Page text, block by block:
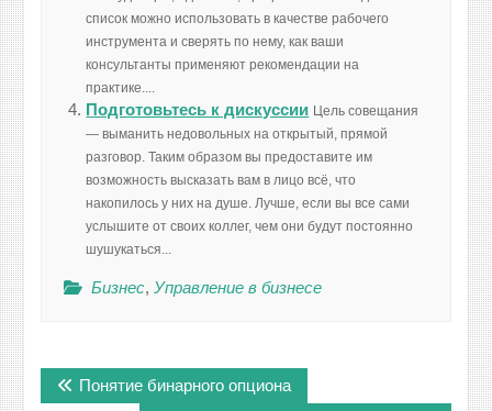
список можно использовать в качестве рабочего
инструмента и сверять по нему, как ваши
консультанты применяют рекомендации на
практике....
Подготовьтесь к дискуссии Цель совещания
— выманить недовольных на открытый, прямой
разговор. Таким образом вы предоставите им
возможность высказать вам в лицо всё, что
накопилось у них на душе. Лучше, если вы все сами
услышите от своих коллег, чем они будут постоянно
шушукаться...
Бизнес,Управление в бизнесе
по
Понятие бинарного опциона